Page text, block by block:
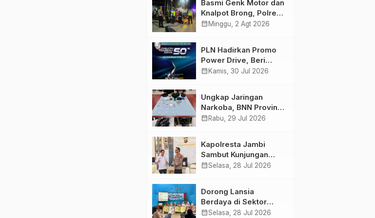
Semakin Skena
Basmi Genk Motor dan
Knalpot Brong, Polres
Tanjab Barat Amankan
calendar_month Minggu, 2 Agt 2026
PLN Hadirkan Promo
Power Drive, Beri
Diskon Tambah Daya
calendar_month Kamis, 30 Jul 2026
Ungkap Jaringan
Narkoba, BNN Provinsi
Jambi dan Bea Cukai
Butir Ekstasi dan 146
Gram Sabu
calendar_month Rabu, 29 Jul 2026
Kapolresta Jambi
Sambut Kunjungan
Ketua dan Pengurus
Kolaborasi
calendar_monthSelasa, 28 Jul 2026
Dorong Lansia
Berdaya di Sektor
Hijau, Pertamina EP
calendar_monthSelasa, 28 Jul 2026